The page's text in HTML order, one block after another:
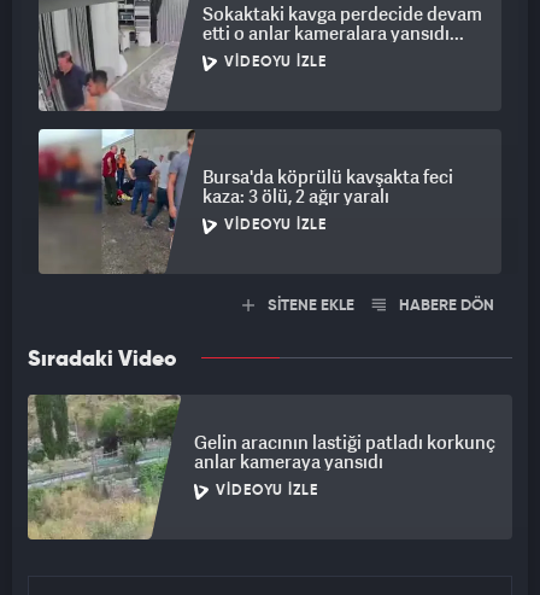
Sokaktaki kavga perdecide devam
etti o anlar kameralara yansıdı...
VIDEOYU İZLE
Bursa'da köprülü kavşakta feci
kaza: 3 ölü, 2 ağır yaralı
VIDEOYU İZLE
SİTENE EKLE HABERE DÖN
Sıradaki Video
Gelin aracının lastiği patladı korkunç
anlar kameraya yansıdı
VIDEOYU İZLE